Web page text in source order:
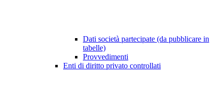
Dati società partecipate (da pubblicare in
tabelle)
Provvedimenti
Enti di diritto privato controllati